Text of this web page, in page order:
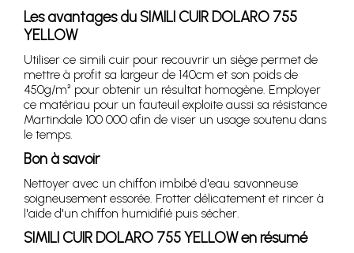
Les avantages du SIMILI CUIR DOLARO 755
YELLOW
Utiliser ce simili cuir pour recouvrir un siège permet de
mettre à profit sa largeur de 140cm et son poids de
450g/m² pour obtenir un résultat homogène. Employer
ce matériau pour un fauteuil exploite aussi sa résistance
Martindale 100 000 afin de viser un usage soutenu dans
le temps.
Bon à savoir
Nettoyer avec un chiffon imbibé d'eau savonneuse
soigneusement essorée. Frotter délicatement et rincer à
l'aide d'un chiffon humidifié puis sécher.
SIMILI CUIR DOLARO 755 YELLOW en résumé